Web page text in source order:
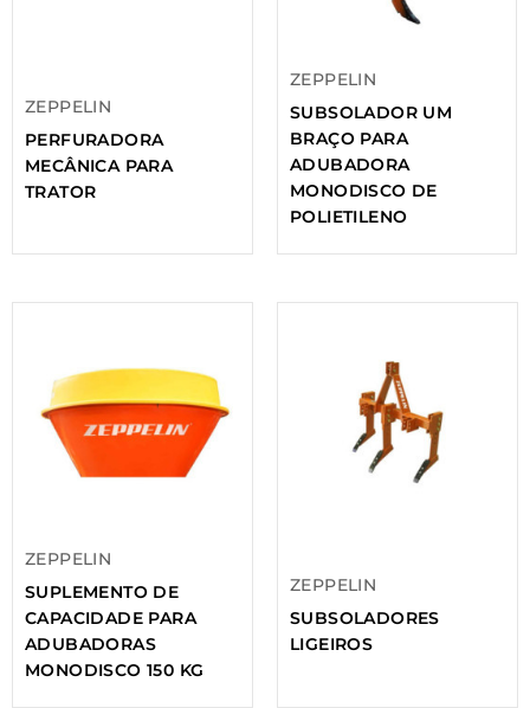
ZEPPELIN
PERFURADORA
MECÂNICA PARA
TRATOR
ZEPPELIN
SUBSOLADOR UM
BRAÇO PARA
ADUBADORA
MONODISCO DE
POLIETILENO
ZEPPELIN
SUPLEMENTO DE
CAPACIDADE PARA
ADUBADORAS
MONODISCO 150 KG
ZEPPELIN
SUBSOLADORES
LIGEIROS